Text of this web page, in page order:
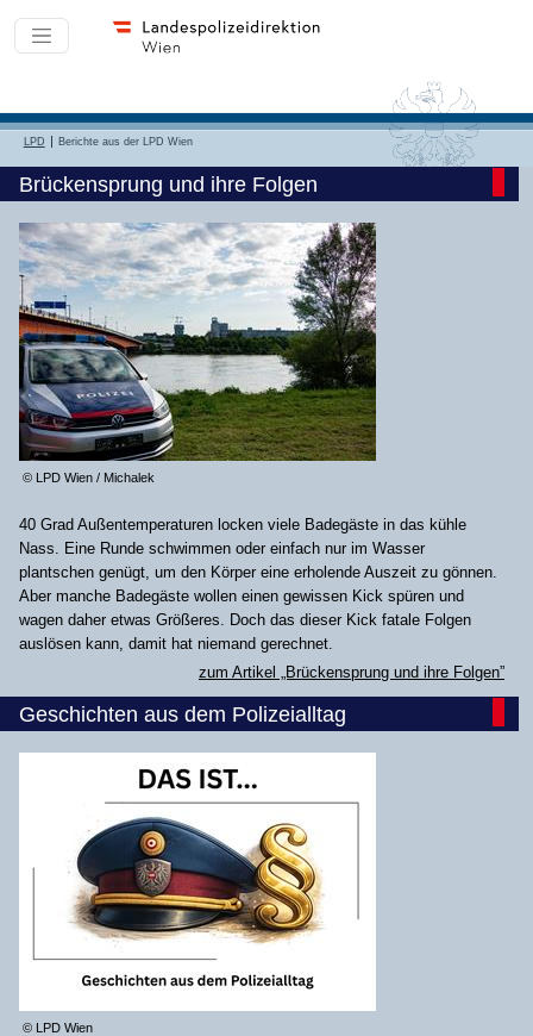
LPD Berichte aus der LPD Wien
Brückensprung und ihre Folgen
© LPD Wien / Michalek
40 Grad Außentemperaturen locken viele Badegäste in das kühle
Nass. Eine Runde schwimmen oder einfach nur im Wasser
plantschen genügt, um den Körper eine erholende Auszeit zu gönnen.
Aber manche Badegäste wollen einen gewissen Kick spüren und
wagen daher etwas Größeres. Doch das dieser Kick fatale Folgen
auslösen kann, damit hat niemand gerechnet.
zum Artikel „Brückensprung und ihre Folgen”
Geschichten aus dem Polizeialltag
© LPD Wien